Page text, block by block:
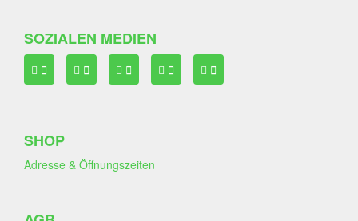
SOZIALEN MEDIEN
SHOP
Adresse & Öffnungszeiten